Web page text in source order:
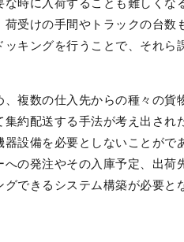
な時に入荷することも難しくな
受けの手間やトラックの台数
キングを行うことで、それら
、複数の仕入先からの種々の貨
約配送する手法が考え出され
器設備を必要としないことがで
への発注やその入庫予定、出荷
グできるシステム構築が必要と